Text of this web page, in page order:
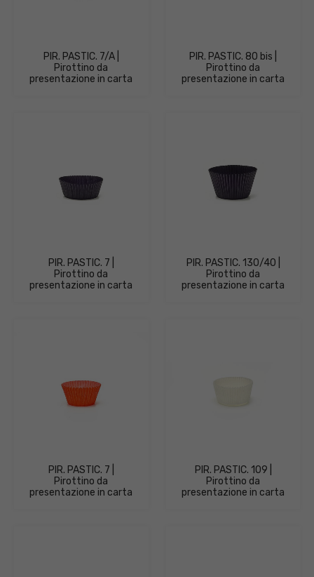
PIR. PASTIC. 7/A |
Pirottino da
presentazione in carta
PIR. PASTIC. 80 bis |
Pirottino da
presentazione in carta
PIR. PASTIC. 7 |
Pirottino da
presentazione in carta
PIR. PASTIC. 130/40 |
Pirottino da
presentazione in carta
PIR. PASTIC. 7 |
Pirottino da
presentazione in carta
PIR. PASTIC. 109 |
Pirottino da
presentazione in carta